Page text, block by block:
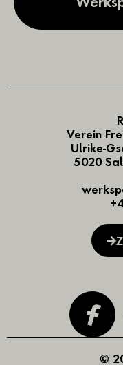
Verein
Ulrike-
5020
©